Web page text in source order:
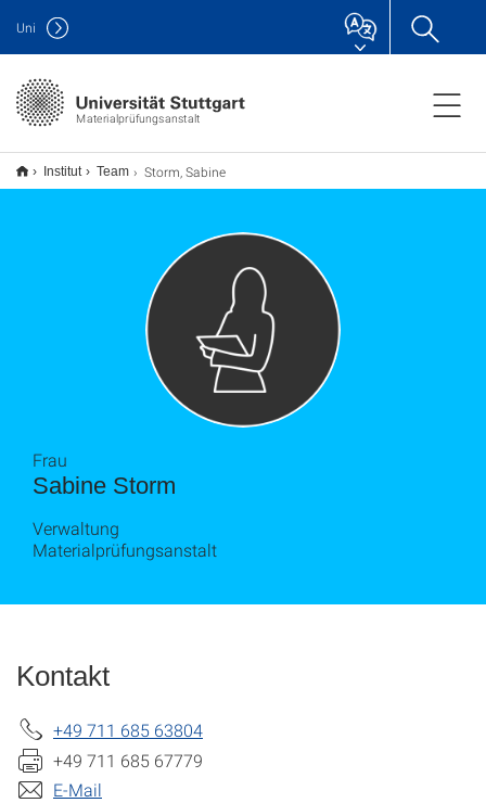
Materialprüfungsanstalt
Uni
Institut Team Storm, Sabine
Sabine Storm
Frau
Verwaltung
Materialprüfungsanstalt
Kontakt
+49 711 685 63804
+49 711 685 67779
E-Mail